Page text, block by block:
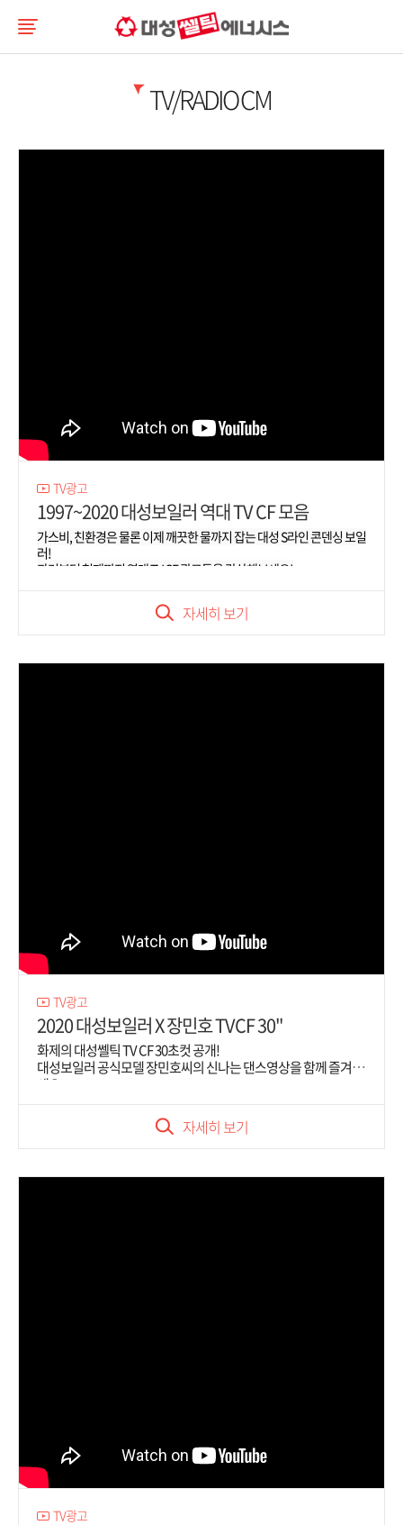
TV/RADIO CM
TV광고
1997~2020 대성보일러 역대 TV CF 모음
가스비, 친환경은 물론 이제 깨끗한 물까지 잡는 대성 S라인 콘덴싱 보일
러!
과거부터 현재까지 역대 TV CF 광고들을 감상해보세요!
자세히 보기
TV광고
2020 대성보일러 X 장민호 TVCF 30"
화제의 대성쎌틱 TV CF 30초컷 공개!
대성보일러 공식모델 장민호씨의 신나는 댄스영상을 함께 즐겨보
세요
자세히 보기
TV광고